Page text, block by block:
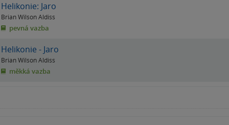
Helikonie: Jaro
Brian Wilson Aldiss
pevná vazba
Helikonie - Jaro
Brian Wilson Aldiss
měkká vazba